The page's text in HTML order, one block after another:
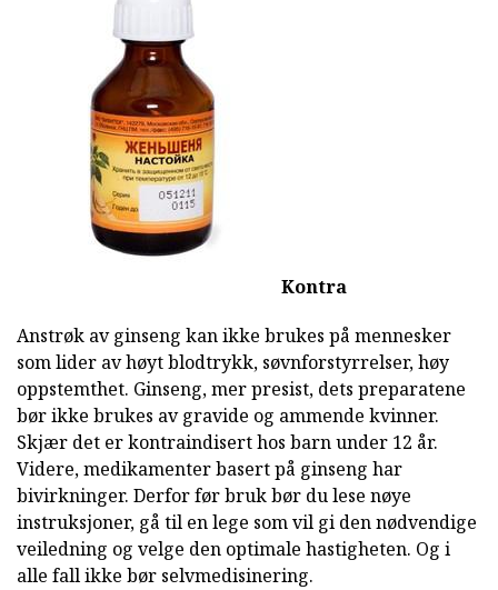
Kontra
Anstrøk av ginseng kan ikke brukes på mennesker
som lider av høyt blodtrykk, søvnforstyrrelser, høy
oppstemthet. Ginseng, mer presist, dets preparatene
bør ikke brukes av gravide og ammende kvinner.
Skjær det er kontraindisert hos barn under 12 år.
Videre, medikamenter basert på ginseng har
bivirkninger. Derfor før bruk bør du lese nøye
instruksjoner, gå til en lege som vil gi den nødvendige
veiledning og velge den optimale hastigheten. Og i
alle fall ikke bør selvmedisinering.